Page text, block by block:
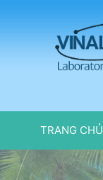
TRANG CHỦ